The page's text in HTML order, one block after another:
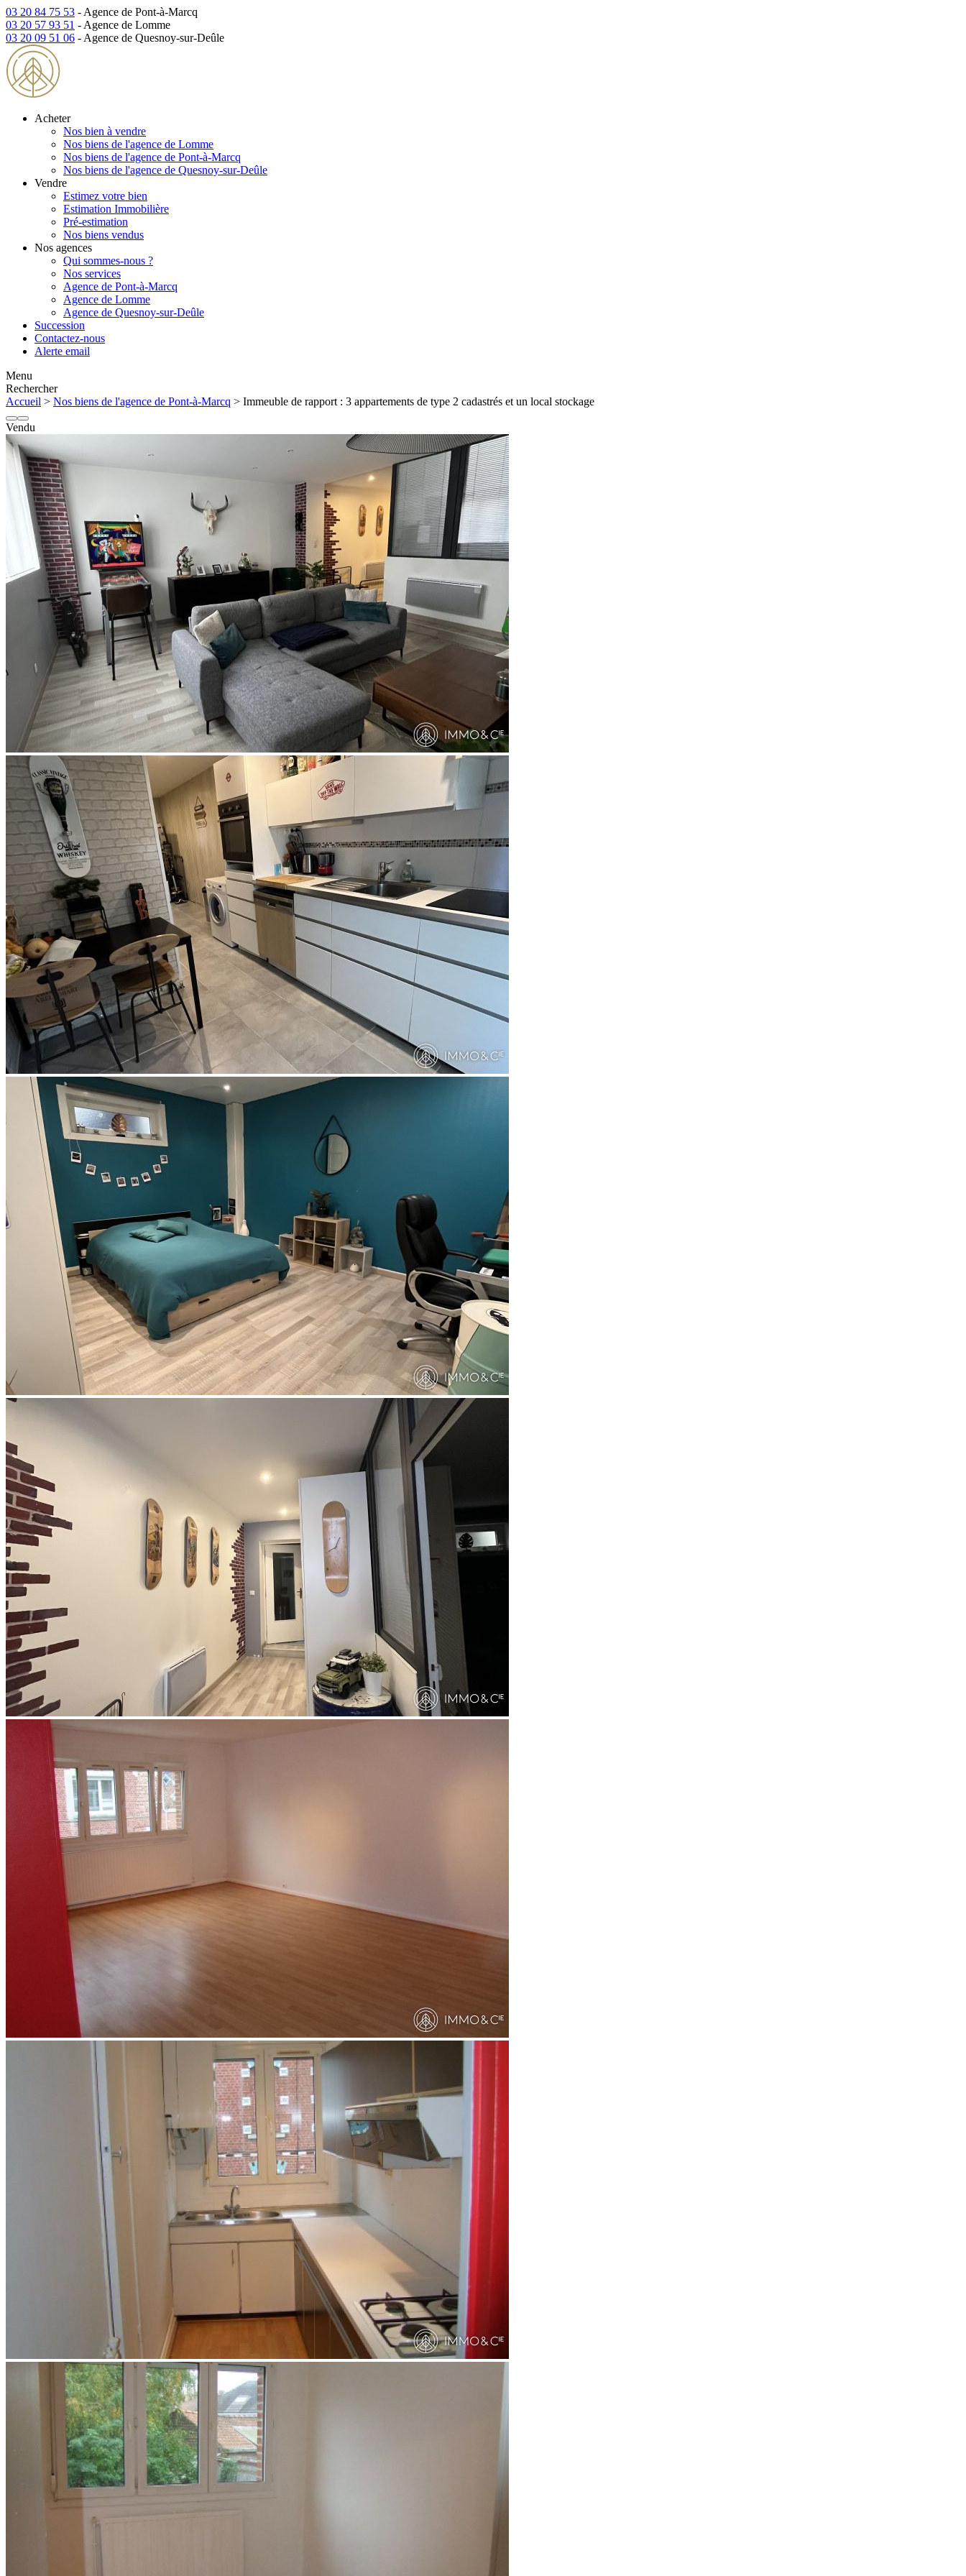
03 20 84 75 53 - Agence de Pont-à-Marcq
03 20 57 93 51 - Agence de Lomme
03 20 09 51 06 - Agence de Quesnoy-sur-Deûle
Acheter
Nos bien à vendre
Nos biens de l'agence de Lomme
Nos biens de l'agence de Pont-à-Marcq
Nos biens de l'agence de Quesnoy-sur-Deûle
Vendre
Estimez votre bien
Estimation Immobilière
Pré-estimation
Nos biens vendus
Nos agences
Qui sommes-nous ?
Nos services
Agence de Pont-à-Marcq
Agence de Lomme
Agence de Quesnoy-sur-Deûle
Succession
Contactez-nous
Alerte email
Menu
Rechercher
Accueil > Nos biens de l'agence de Pont-à-Marcq > Immeuble de rapport : 3 appartements de type 2 cadastrés et un local stockage
Vendu